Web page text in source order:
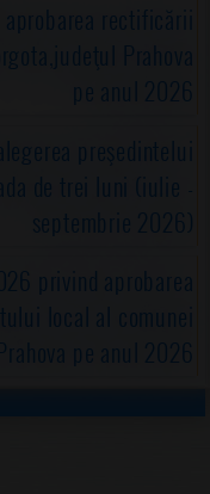
rectificării
Prahova
pe anul 2026
preşedintelui
de trei luni (iulie -
septembrie 2026)
privind aprobarea
local al comunei
pe anul 2026